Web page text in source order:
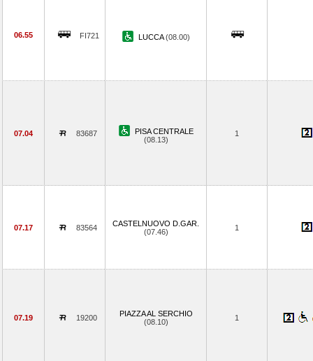
06.55 FI721 LUCCA(08.00)
07.04 83687
PISA CENTRALE
(08.13)
1
07.17 83564
CASTELNUOVO D.GAR.
(07.46)
1
07.19 19200
PIAZZA AL SERCHIO
(08.10)
1